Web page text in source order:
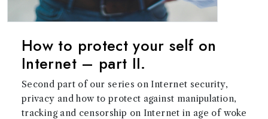
How to protect your self on
Internet – part II.
Second part of our series on Internet security,
privacy and how to protect against manipulation,
tracking and censorship on Internet in age of woke